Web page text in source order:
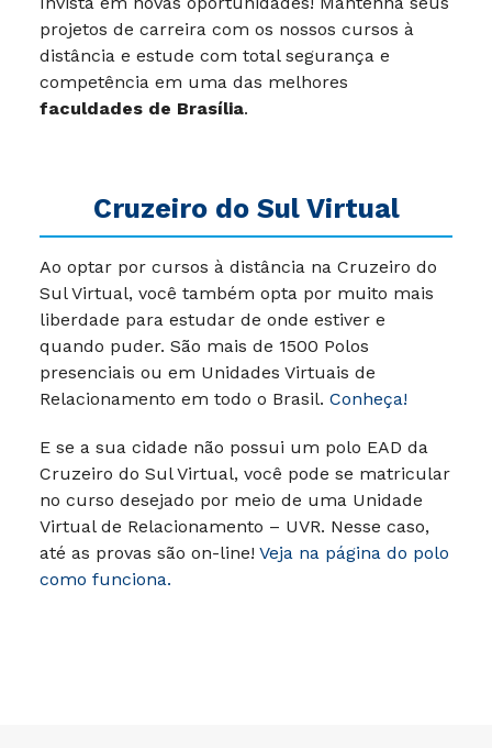
projetos de carreira com os nossos cursos à
distância e estude com total segurança e
competência em uma das melhores
faculdades de Brasília.
Cruzeiro do Sul Virtual
Ao optar por cursos à distância na Cruzeiro do
Sul Virtual, você também opta por muito mais
liberdade para estudar de onde estiver e
quando puder. São mais de 1500 Polos
presenciais ou em Unidades Virtuais de
Relacionamento em todo o Brasil. Conheça!
E se a sua cidade não possui um polo EAD da
Cruzeiro do Sul Virtual, você pode se matricular
no curso desejado por meio de uma Unidade
Virtual de Relacionamento – UVR. Nesse caso,
até as provas são on-line! Veja na página do polo
como funciona.